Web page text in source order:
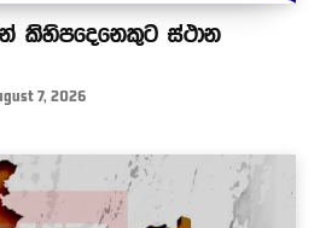
කිහිපදෙනෙකුට ස්ථාන
7, 2026